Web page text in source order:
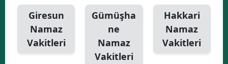
Giresun
Namaz
Vakitleri
Gümüşha
ne
Namaz
Vakitleri
Hakkari
Namaz
Vakitleri